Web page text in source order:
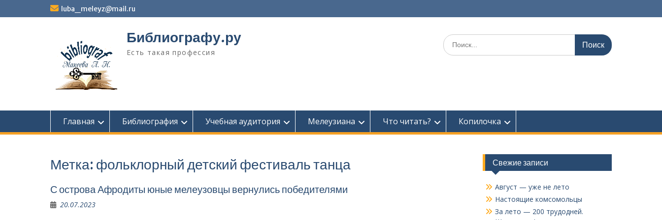
к
luba_meleyz@mail.ru
Библиографу.ру
Есть такая профессия
Поиск
по:
Главная Библиография Учебная аудитория Мелеузиана Что читать? Копилочка
Метка: фольклорный детский фестиваль танца
С острова Афродиты юные мелеузовцы вернулись победителями
20.07.2023
Свежие записи
Август — уже не лето
Настоящие комсомольцы
За лето — 200 трудодней.